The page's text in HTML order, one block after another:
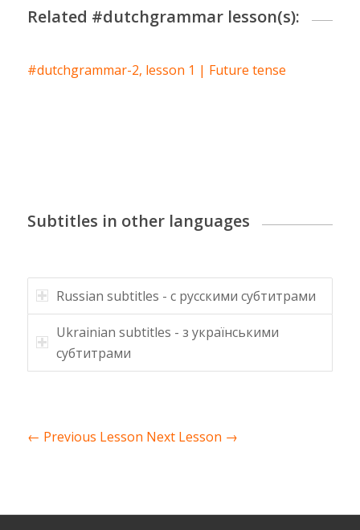
Related #dutchgrammar lesson(s):
#dutchgrammar-2, lesson 1 | Future tense
Subtitles in other languages
Russian subtitles - с русскими субтитрами
Ukrainian subtitles - з українськими
субтитрами
← Previous Lesson Next Lesson →